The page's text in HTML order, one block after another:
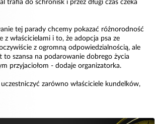
trafia do schronisk i przez długi czas czeka
tej parady chcemy pokazać różnorodność
z właścicielami i to, że adopcja psa ze
z ogromną odpowiedzialnością, ale
to szansa na podarowanie dobrego życia
przyjaciołom - dodaje organizatorka.
zarówno właściciele kundelków,